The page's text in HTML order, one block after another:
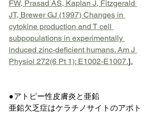
FW, Prasad AS, Kaplan J, Fitzgerald
JT, Brewer GJ (1997) Changes in
cytokine production and T cell
subpopulations in experimentally
induced zinc-deficient humans. Am J
Physiol 272(6 Pt 1): E1002-E1007.]。
●アトピー性皮膚炎と亜鉛
亜鉛欠乏症はケラチノサイトのアポト